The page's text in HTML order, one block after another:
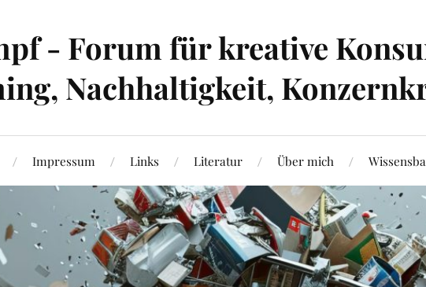
- Forum für kreative
Nachhaltigkeit,
Impressum Links Literatur Über mich